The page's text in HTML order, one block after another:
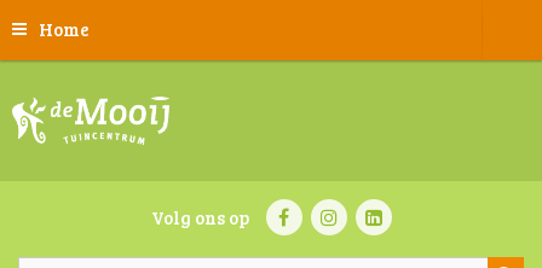
Home
Volg ons op